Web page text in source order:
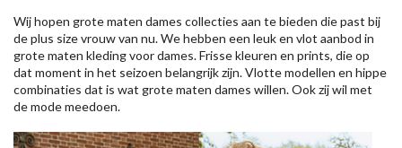
Wij hopen grote maten dames collecties aan te bieden die past bij
de plus size vrouw van nu. We hebben een leuk en vlot aanbod in
grote maten kleding voor dames. Frisse kleuren en prints, die op
dat moment in het seizoen belangrijk zijn. Vlotte modellen en hippe
combinaties dat is wat grote maten dames willen. Ook zij wil met
de mode meedoen.